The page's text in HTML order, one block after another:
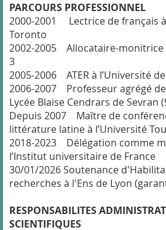
PARCOURS PROFESSIONNEL
2000-2001 Lectrice de français
Toronto
2002-2005 Allocataire-monitrice
3
2005-2006 ATER à l’Université
2006-2007 Professeur agrégé
Lycée Blaise Cendrars de Sevran
Depuis 2007 Maître de
littérature latine à l’Université
2018-2023 Délégation comme
l’Institut universitaire de France
30/01/2026 Soutenance
recherches à l'Ens de Lyon
RESPONSABILITES
SCIENTIFIQUES